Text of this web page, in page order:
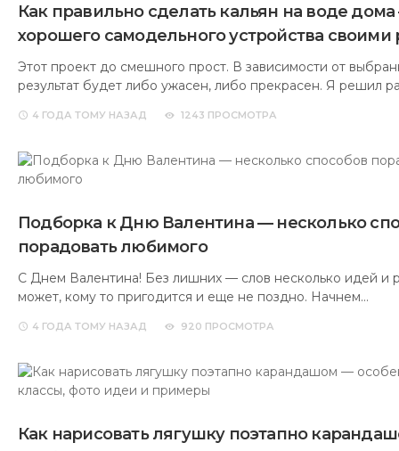
Как правильно сделать кальян на воде дома
хорошего самодельного устройства своими
Этот проект до смешного прост. В зависимости от
результат будет либо ужасен, либо прекрасен. Я решил
4 ГОДА ТОМУ НАЗАД 1243 ПРОСМОТРА
Подборка к Дню Валентина — несколько
порадовать любимого
С Днем Валентина! Без лишних — слов несколько идей и
может, кому то пригодится и еще не поздно. Начнем…
4 ГОДА ТОМУ НАЗАД 920 ПРОСМОТРА
Как нарисовать лягушку поэтапно